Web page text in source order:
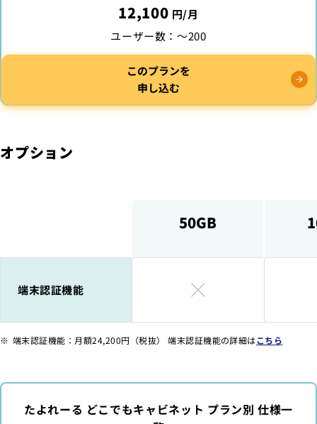
12,100 円/月
ユーザー数：〜200
このプランを
申し込む
オプション
50GB
端末認証機能
端末認証機能 ： 月額24,200円（税抜） 端末認証機能の詳細はこちら
たよれーる どこでもキャビネット プラン別 仕様一